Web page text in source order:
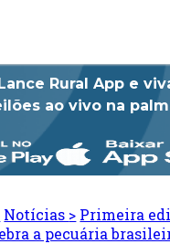
Rural App e
ao vivo na
Notícias > Primeira
a pecuária